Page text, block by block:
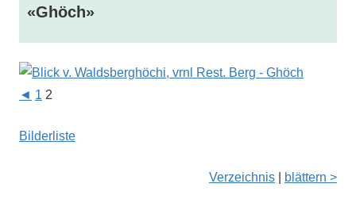
«Ghöch»
◄ 1 2
Bilderliste
Verzeichnis blättern >